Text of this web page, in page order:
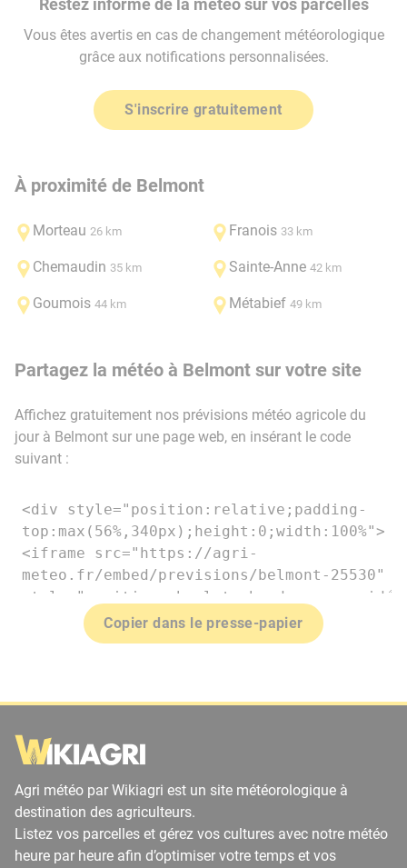
Restez informé de la météo sur vos parcelles
Vous êtes avertis en cas de changement météorologique
grâce aux notifications personnalisées.
S'inscrire gratuitement
À proximité de Belmont
Morteau 26 km Franois 33 km
Chemaudin 35 km Sainte-Anne 42 km
Goumois 44 km Métabief 49 km
Partagez la météo à Belmont sur votre site
Affichez gratuitement nos prévisions météo agricole du
jour à Belmont sur une page web, en insérant le code
suivant :
Copier dans le presse-papier
Agri météo par Wikiagri est un site météorologique à
destination des agriculteurs.
Listez vos parcelles et gérez vos cultures avec notre météo
heure par heure afin d’optimiser votre temps et vos